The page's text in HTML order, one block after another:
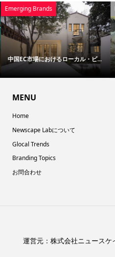
Emerging Brands
中国EC市場におけるローカル・ビ...
MENU
Home
Newscape Labについて
Glocal Trends
Branding Topics
お問合わせ
運営元： 株式会社ニュースケ